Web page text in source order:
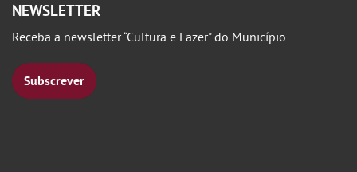
NEWSLETTER
Receba a newsletter “Cultura e Lazer" do Município.
Subscrever